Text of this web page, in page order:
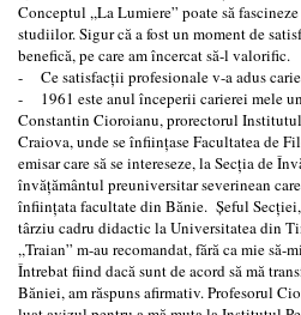
Conceptul ,,La Lumiere” poate să
studiilor. Sigur că a fost un moment de
benefică, pe care am încercat să-l valorific.
- Ce satisfacţii profesionale v-a adus
- 1961 este anul începerii carierei mele
Constantin Cioroianu, prorectorul
Craiova, unde se înfiinţase Facultatea de
emisar care să se intereseze, la Secţia de
învăţământul preuniversitar severinean
înfiinţata facultate din Bănie. Şeful
târziu cadru didactic la Universitatea din
,,Traian” m-au recomandat, fără ca mie să-
Întrebat fiind dacă sunt de acord să mă
Băniei, am răspuns afirmativ. Profesorul